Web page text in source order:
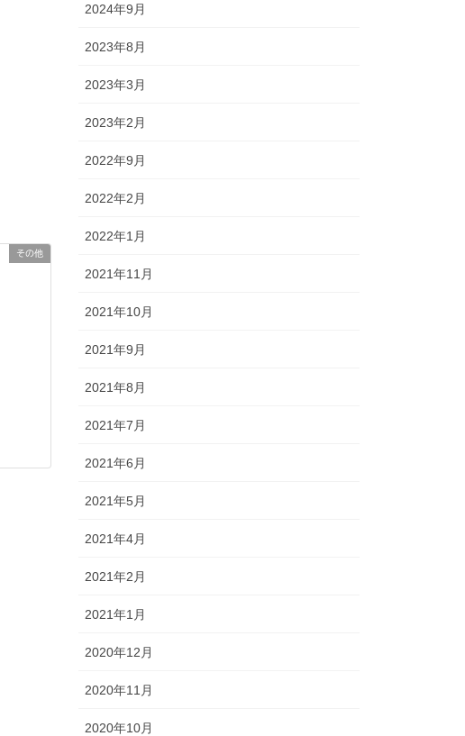
その他
2024年9月
2023年8月
2023年3月
2023年2月
2022年9月
2022年2月
2022年1月
2021年11月
2021年10月
2021年9月
2021年8月
2021年7月
2021年6月
2021年5月
2021年4月
2021年2月
2021年1月
2020年12月
2020年11月
2020年10月